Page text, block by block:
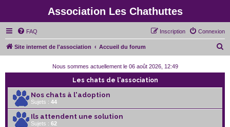
Association Les Chathuttes
FAQ Connexion
Inscription
Site internet de l'association Accueil du forum
Nous sommes actuellement le 06 août 2026, 12:49
Les chats de l'association
Nos chats à l'adoption
Sujets : 44
Ils attendent une solution
Sujets : 62